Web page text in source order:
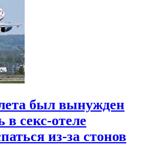
был вынужден
в секс-отеле
из-за стонов